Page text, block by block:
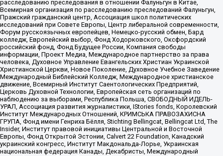
расследованию преследования в отношении Фалуньгун в Китае,
Всемирная организация по расследованию преследований Фалуньгун,
Пражский гражданский центр, Ассоциация школ политических
исследований при Совете Европы, Центр либеральной современности,
Форум русскоязычных европейцев, Немецко-русский обмен, Бард
колледж, Европейский выбор, Фонд Ходорковского, Оксфордский
российский фонд, Фонд Будущее России, Компания свободы
информации, Проект Медиа, Международное партнерство за права
человека, Духовное Управление Евангельских Христиан Украинской
Христианской Церкви, Новое Поколение, Духовное Учебное Заведение
Международный Библейский Колледж, Международное христианское
движение, Всемирный Институт Саентологических Предприятий,
Церковь Духовной Технологии, Европейская сеть организаций по
наблюдению за выборами, Республика Польша, СВОБОДНЫЙ ИДЕЛЬ-
УРАЛ, Ассоциация развития журналистики, IStories fonds, Королевский
Институт Международных Отношений, КРИМСЬКА ПРАВОЗАХИСНА
ГРУПА, Фонд имени Генриха Бёлля, Stichting Bellingcat, Bellingcat Ltd, The
Insider, Институт правовой инициативы Центральной и Восточной
Европы, Фонд Открытой Эстонии, Calvert 22 Foundation, Канадский
украинский конгресс, Институт Макдональда-Лорье, Украинская
национальная федерация Канады, Декабристы, Международный